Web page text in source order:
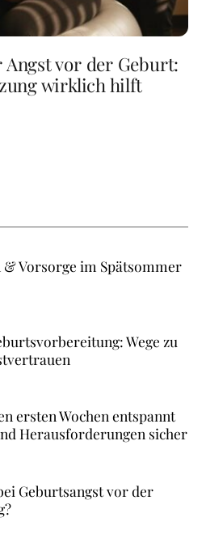
vor der Geburt:
wirklich hilft
Vorsorge im Spätsommer
Wege zu
ersten Wochen entspannt
Herausforderungen sicher
Geburtsangst vor der